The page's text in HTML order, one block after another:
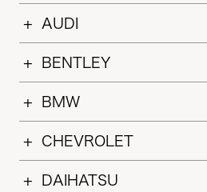
AUDI
BENTLEY
BMW
CHEVROLET
DAIHATSU